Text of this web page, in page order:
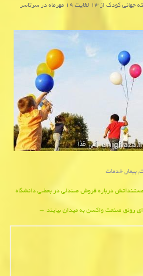
گفتنی است برنامه های هفته جهانی كودك از ۱۳ لغایت ۱۹ مهرماه در سرتاسر
,بیمار,خدمات
درباره فروش صندلی در بعضی دانشگاه
رونق صنعت واكسن به میدان بیایند→